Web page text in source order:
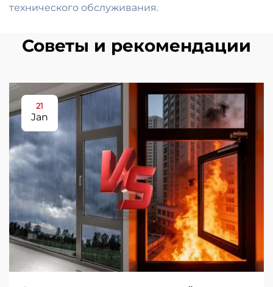
технического обслуживания.
Советы и рекомендации
21
Jan